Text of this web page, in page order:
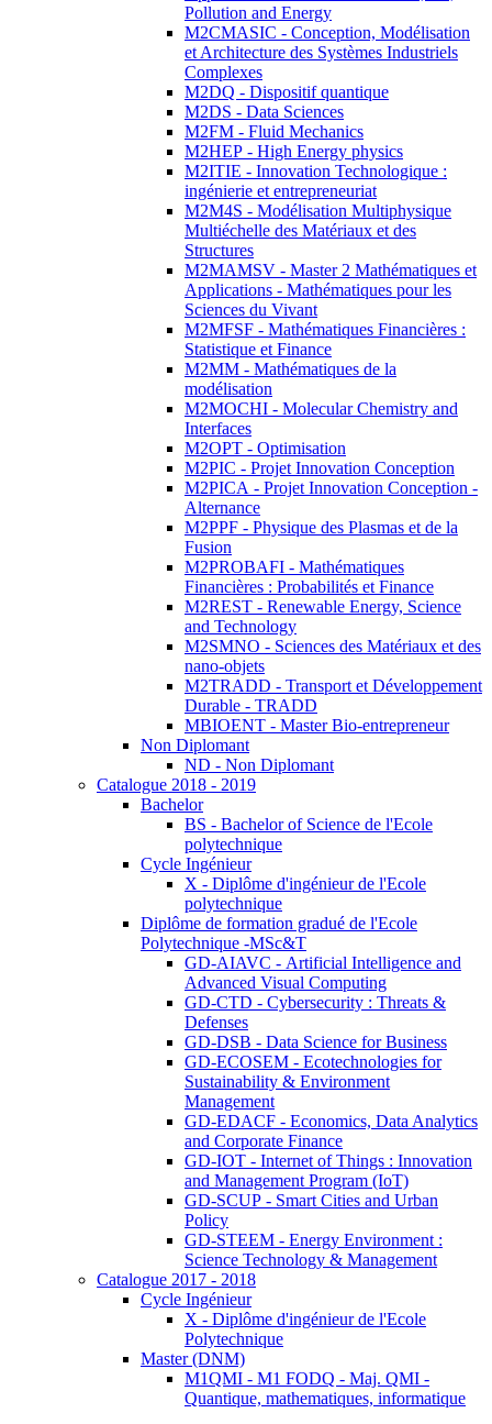
Pollution and Energy
M2CMASIC - Conception, Modélisation
et Architecture des Systèmes Industriels
Complexes
M2DQ - Dispositif quantique
M2DS - Data Sciences
M2FM - Fluid Mechanics
M2HEP - High Energy physics
M2ITIE - Innovation Technologique :
ingénierie et entrepreneuriat
M2M4S - Modélisation Multiphysique
Multiéchelle des Matériaux et des
Structures
M2MAMSV - Master 2 Mathématiques et
Applications - Mathématiques pour les
Sciences du Vivant
M2MFSF - Mathématiques Financières :
Statistique et Finance
M2MM - Mathématiques de la
modélisation
M2MOCHI - Molecular Chemistry and
Interfaces
M2OPT - Optimisation
M2PIC - Projet Innovation Conception
M2PICA - Projet Innovation Conception -
Alternance
M2PPF - Physique des Plasmas et de la
Fusion
M2PROBAFI - Mathématiques
Financières : Probabilités et Finance
M2REST - Renewable Energy, Science
and Technology
M2SMNO - Sciences des Matériaux et des
nano-objets
M2TRADD - Transport et Développement
Durable - TRADD
MBIOENT - Master Bio-entrepreneur
Non Diplomant
ND - Non Diplomant
Catalogue 2018 - 2019
Bachelor
BS - Bachelor of Science de l'Ecole
polytechnique
Cycle Ingénieur
X - Diplôme d'ingénieur de l'Ecole
polytechnique
Diplôme de formation gradué de l'Ecole
Polytechnique -MSc&T
GD-AIAVC - Artificial Intelligence and
Advanced Visual Computing
GD-CTD - Cybersecurity : Threats &
Defenses
GD-DSB - Data Science for Business
GD-ECOSEM - Ecotechnologies for
Sustainability & Environment
Management
GD-EDACF - Economics, Data Analytics
and Corporate Finance
GD-IOT - Internet of Things : Innovation
and Management Program (IoT)
GD-SCUP - Smart Cities and Urban
Policy
GD-STEEM - Energy Environment :
Science Technology & Management
Catalogue 2017 - 2018
Cycle Ingénieur
X - Diplôme d'ingénieur de l'Ecole
Polytechnique
Master (DNM)
M1QMI - M1 FODQ - Maj. QMI -
Quantique, mathematiques, informatique